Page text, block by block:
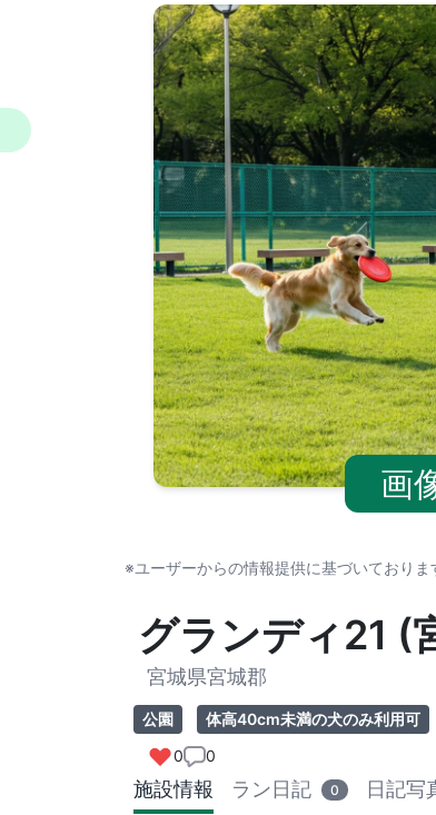
画
※ユーザーからの情報提供に基づいておりま
グランディ21 (
宮城県宮城郡
公園 体高40cm未満の犬のみ利用可
0
0
施設情報 ラン日記 0 日記写